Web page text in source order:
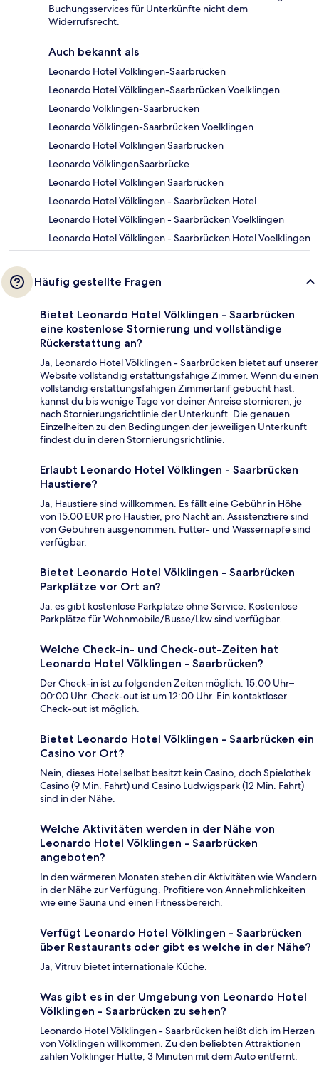
Buchungsservices für Unterkünfte nicht dem
Widerrufsrecht.
Auch bekannt als
Leonardo Hotel Völklingen-Saarbrücken
Leonardo Hotel Völklingen-Saarbrücken Voelklingen
Leonardo Völklingen-Saarbrücken
Leonardo Völklingen-Saarbrücken Voelklingen
Leonardo Hotel Völklingen Saarbrücken
Leonardo VölklingenSaarbrücke
Leonardo Hotel Völklingen Saarbrücken
Leonardo Hotel Völklingen - Saarbrücken Hotel
Leonardo Hotel Völklingen - Saarbrücken Voelklingen
Leonardo Hotel Völklingen - Saarbrücken Hotel Voelklingen
Häufig gestellte Fragen
Bietet Leonardo Hotel Völklingen - Saarbrücken
eine kostenlose Stornierung und vollständige
Rückerstattung an?
Ja, Leonardo Hotel Völklingen - Saarbrücken bietet auf unserer
Website vollständig erstattungsfähige Zimmer. Wenn du einen
vollständig erstattungsfähigen Zimmertarif gebucht hast,
kannst du bis wenige Tage vor deiner Anreise stornieren, je
nach Stornierungsrichtlinie der Unterkunft. Die genauen
Einzelheiten zu den Bedingungen der jeweiligen Unterkunft
findest du in deren Stornierungsrichtlinie.
Erlaubt Leonardo Hotel Völklingen - Saarbrücken
Haustiere?
Ja, Haustiere sind willkommen. Es fällt eine Gebühr in Höhe
von 15.00 EUR pro Haustier, pro Nacht an. Assistenztiere sind
von Gebühren ausgenommen. Futter- und Wassernäpfe sind
verfügbar.
Bietet Leonardo Hotel Völklingen - Saarbrücken
Parkplätze vor Ort an?
Ja, es gibt kostenlose Parkplätze ohne Service. Kostenlose
Parkplätze für Wohnmobile/Busse/Lkw sind verfügbar.
Welche Check-in- und Check-out-Zeiten hat
Leonardo Hotel Völklingen - Saarbrücken?
Der Check-in ist zu folgenden Zeiten möglich: 15:00 Uhr–
00:00 Uhr. Check-out ist um 12:00 Uhr. Ein kontaktloser
Check-out ist möglich.
Bietet Leonardo Hotel Völklingen - Saarbrücken ein
Casino vor Ort?
Nein, dieses Hotel selbst besitzt kein Casino, doch Spielothek
Casino (9 Min. Fahrt) und Casino Ludwigspark (12 Min. Fahrt)
sind in der Nähe.
Welche Aktivitäten werden in der Nähe von
Leonardo Hotel Völklingen - Saarbrücken
angeboten?
In den wärmeren Monaten stehen dir Aktivitäten wie Wandern
in der Nähe zur Verfügung. Profitiere von Annehmlichkeiten
wie eine Sauna und einen Fitnessbereich.
Verfügt Leonardo Hotel Völklingen - Saarbrücken
über Restaurants oder gibt es welche in der Nähe?
Ja, Vitruv bietet internationale Küche.
Was gibt es in der Umgebung von Leonardo Hotel
Völklingen - Saarbrücken zu sehen?
Leonardo Hotel Völklingen - Saarbrücken heißt dich im Herzen
von Völklingen willkommen. Zu den beliebten Attraktionen
zählen Völklinger Hütte, 3 Minuten mit dem Auto entfernt.